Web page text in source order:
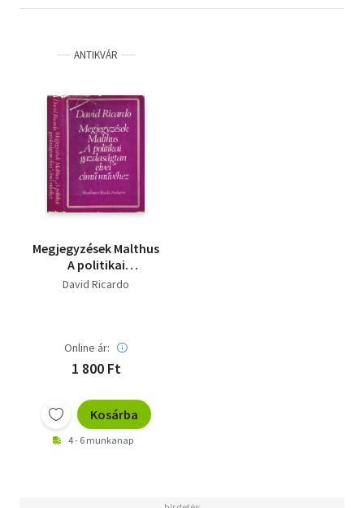
ANTIKVÁR
Megjegyzések Malthus
A politikai
gazdaságtan elvei
David Ricardo
Online ár:
1 800 Ft
Kosárba
4 - 6 munkanap